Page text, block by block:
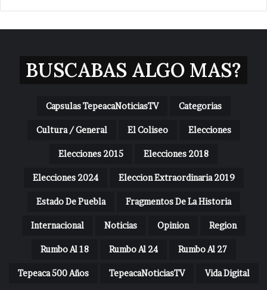
BUSCABAS ALGO MAS?
Capsulas TepeacaNoticiasTV Categorias
Cultura / General El Coliseo Elecciones
Elecciones 2015 Elecciones 2018
Elecciones 2024 Eleccion Extraordinaria 2019
Estado De Puebla Fragmentos De La Historia
Internacional Noticias Opinion Region
Rumbo Al 18 Rumbo Al 24 Rumbo Al 27
Tepeaca 500 Años TepeacaNoticiasTV Vida Digital